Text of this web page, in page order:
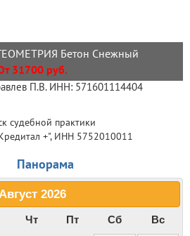
Бетон Снежный
31700 руб.
П.В. ИНН: 571601114404
+", ИНН 5752010011
Панорама
Август 2026
Чт Пт Сб
Вс